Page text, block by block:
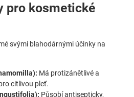
pro kosmetické
svými blahodárnými účinky na
Má protizánětlivé a
citlivou pleť.
Působí antisepticky,